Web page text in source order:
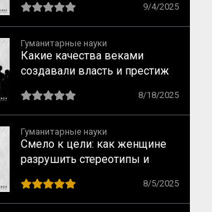
9/4/2025
Гуманитарные науки
Какие качества веками
создавали власть и престиж
8/18/2025
Гуманитарные науки
Смело к цели: как женщине
разрушить стереотипы и
профессию, не уповая на
мечты
8/5/2025